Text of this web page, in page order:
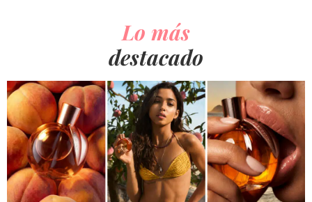
Lo más
destacado